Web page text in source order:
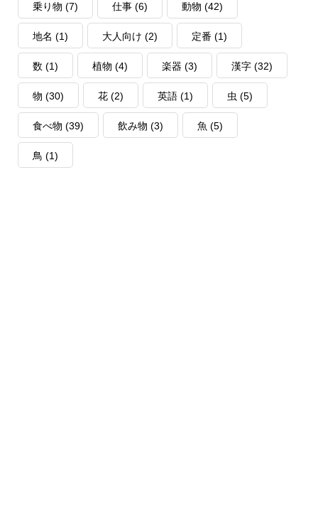
乗り物 (7) 仕事(6) 動物 (42)
地名 (1) 大人向け (2) 定番 (1)
数 (1) 植物 (4) 楽器 (3) 漢字(32)
物 (30) 花(2) 英語(1) 虫 (5)
食べ物 (39) 飲み物 (3) 魚 (5)
鳥 (1)